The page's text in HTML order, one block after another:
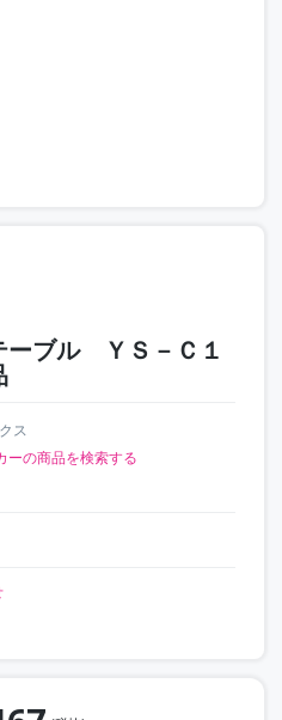
ーブル ＹＳ－Ｃ１
ス
ーの商品を検索する